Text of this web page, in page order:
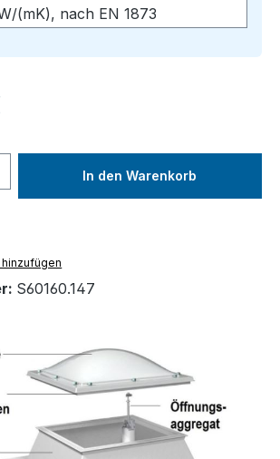
(mK), nach EN 1873
Gib den
In den Warenkorb
S60160.147